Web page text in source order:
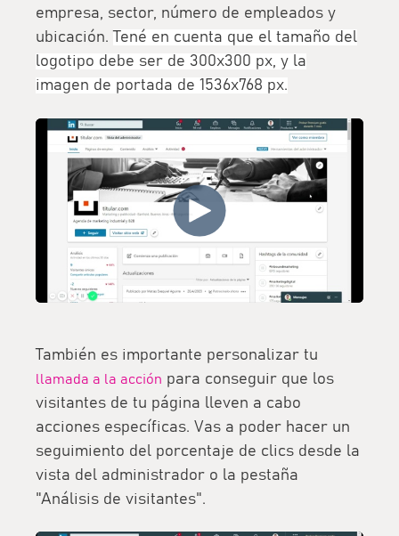
empresa, sector, número de empleados y
ubicación. Tené en cuenta que el tamaño del
logotipo debe ser de 300x300 px, y la
imagen de portada de 1536x768 px.
También es importante personalizar tu
llamada a la acción para conseguir que los
visitantes de tu página lleven a cabo
acciones específicas. Vas a poder hacer un
seguimiento del porcentaje de clics desde la
vista del administrador o la pestaña
"Análisis de visitantes".